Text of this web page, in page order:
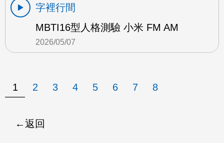
字裡行間
MBTI16型人格測驗 小米 FM AM
2026/05/07
1 2 3 4 5 6 7 8
返回